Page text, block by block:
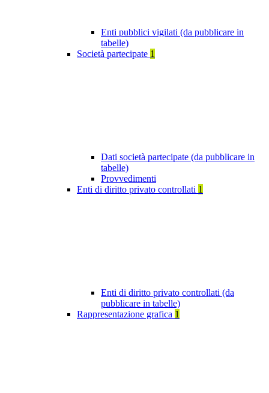
Enti pubblici vigilati (da pubblicare in
tabelle)
Società partecipate 1
Dati società partecipate (da pubblicare in
tabelle)
Provvedimenti
Enti di diritto privato controllati 1
Enti di diritto privato controllati (da
pubblicare in tabelle)
Rappresentazione grafica 1